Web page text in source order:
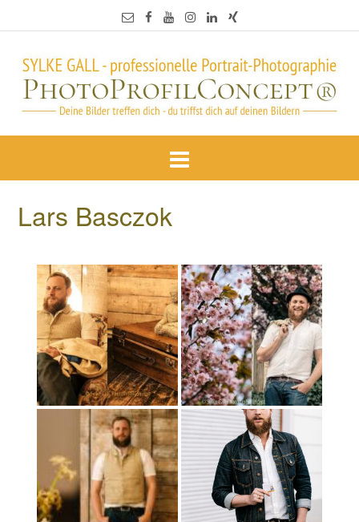
Lars Basczok